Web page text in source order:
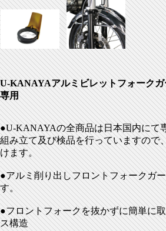
U-KANAYAアルミビレットフォーク
専用
●U-KANAYAの全商品は日本国内にて
組み立て及び検品を行っていますので
けます。
●アルミ削り出しフロントフォークガ
す。
●フロントフォークを抜かずに簡単に
ス構造